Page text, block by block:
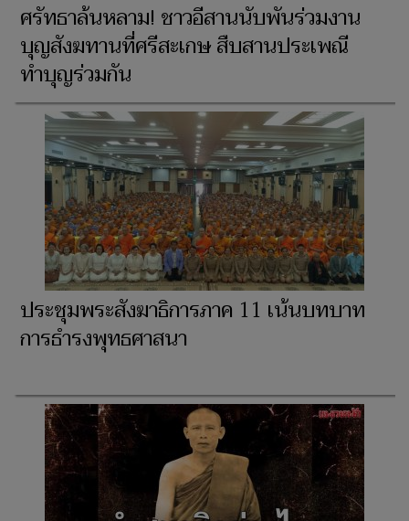
ศรัทธาล้นหลาม! ชาวอีสานนับพันร่วมงาน
บุญสังฆทานที่ศรีสะเกษ สืบสานประเพณี
ทำบุญร่วมกัน
ประชุมพระสังฆาธิการภาค 11 เน้นบทบาท
การธำรงพุทธศาสนา